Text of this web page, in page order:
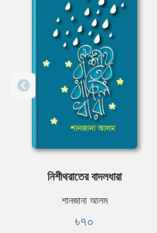
নিশীথরাতের বাদলধারা
শানজানা আলম
৳৭০